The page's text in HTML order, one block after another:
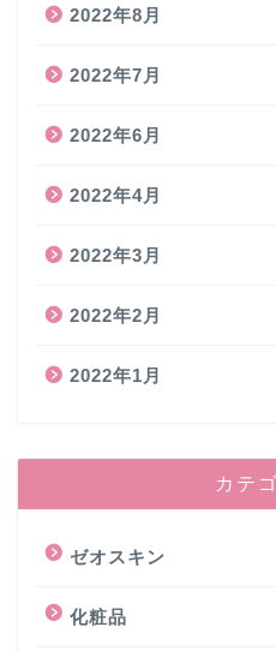
2022年8月
2022年7月
2022年6月
2022年4月
2022年3月
2022年2月
2022年1月
カテ
ゼオスキン
化粧品